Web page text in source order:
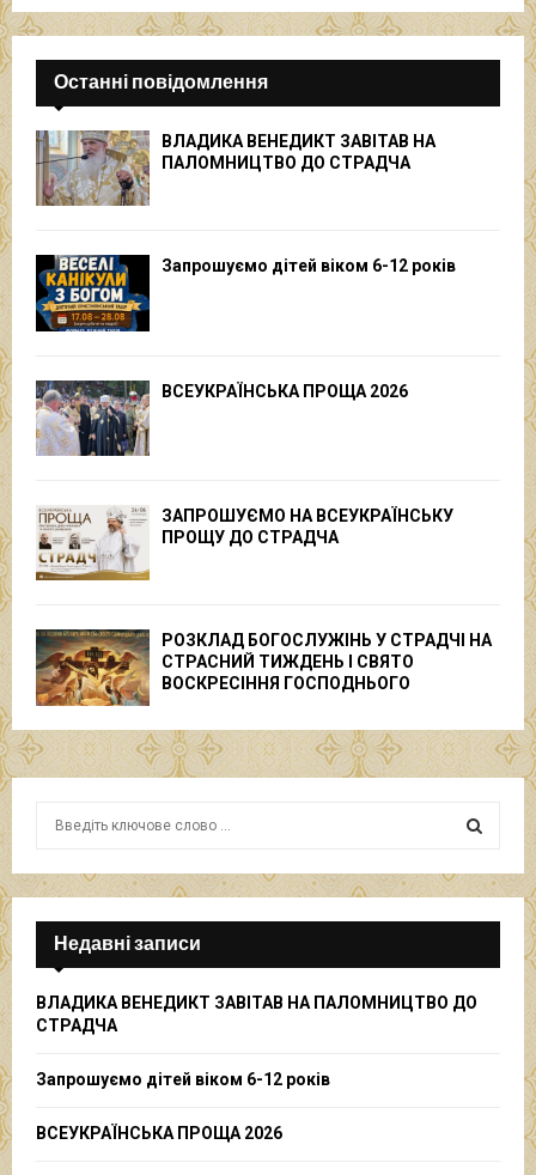
Останні повідомлення
ВЛАДИКА ВЕНЕДИКТ ЗАВІТАВ НА
ПАЛОМНИЦТВО ДО СТРАДЧА
Запрошуємо дітей віком 6-12 років
ВСЕУКРАЇНСЬКА ПРОЩА 2026
ЗАПРОШУЄМО НА ВСЕУКРАЇНСЬКУ
ПРОЩУ ДО СТРАДЧА
РОЗКЛАД БОГОСЛУЖІНЬ У СТРАДЧІ НА
СТРАСНИЙ ТИЖДЕНЬ І СВЯТО
ВОСКРЕСІННЯ ГОСПОДНЬОГО
r
f
r
S
E
A
Недавні записи
ВЛАДИКА ВЕНЕДИКТ ЗАВІТАВ НА ПАЛОМНИЦТВО ДО
СТРАДЧА
Запрошуємо дітей віком 6-12 років
ВСЕУКРАЇНСЬКА ПРОЩА 2026